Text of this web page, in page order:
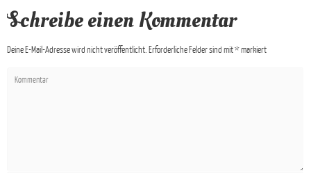
Schreibe einen Kommentar
Deine E-Mail-Adresse wird nicht veröffentlicht. Erforderliche Felder sind mit*markiert